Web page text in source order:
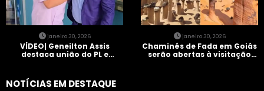
janeiro 30, 2026
VÍDEO| Geneilton Assis
destaca união do PL e
janeiro 30, 2026
Chaminés de Fada em Goiás
serão abertas à visitação
NOTÍCIAS EM DESTAQUE